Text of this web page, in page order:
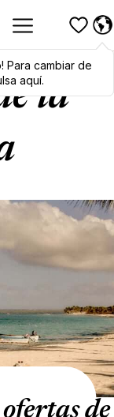
! To switch
here!
! Para cambiar de
aquí.la
de